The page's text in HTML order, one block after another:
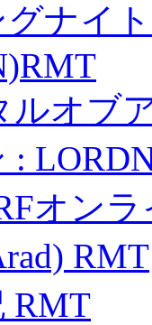
ナイ
ルオブ
:
オン
RMT
RMT